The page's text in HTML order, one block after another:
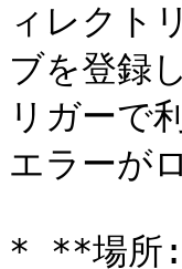
ィレクト
ブを登録
リガーで
エラーが
* **場